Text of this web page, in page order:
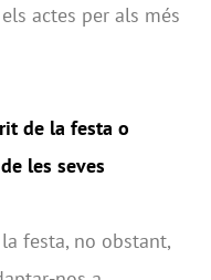
actes per als més
de la festa o
les seves
festa, no obstant,